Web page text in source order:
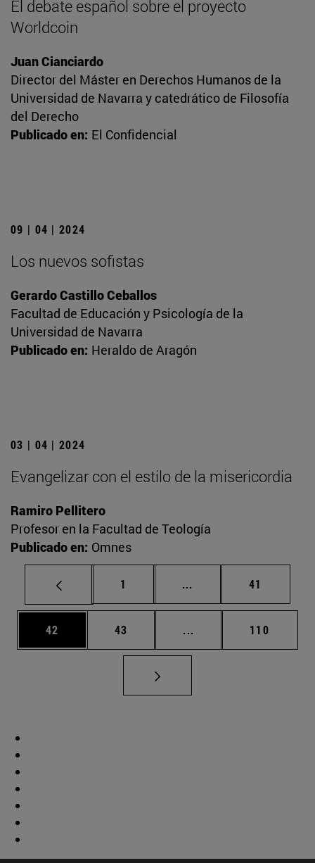
El debate español sobre el proyecto
Worldcoin
Juan Cianciardo
Director del Máster en Derechos Humanos de la
Universidad de Navarra y catedrático de Filosofía
del Derecho
Publicado en: El Confidencial
09 | 04 | 2024
Los nuevos sofistas
Gerardo Castillo Ceballos
Facultad de Educación y Psicología de la
Universidad de Navarra
Publicado en: Heraldo de Aragón
03 | 04 | 2024
Evangelizar con el estilo de la misericordia
Ramiro Pellitero
Profesor en la Facultad de Teología
Publicado en: Omnes
Página
1 ... Páginas intermedias
Página
41
Página
42 Página
43 ... Páginas intermedias
Página
110